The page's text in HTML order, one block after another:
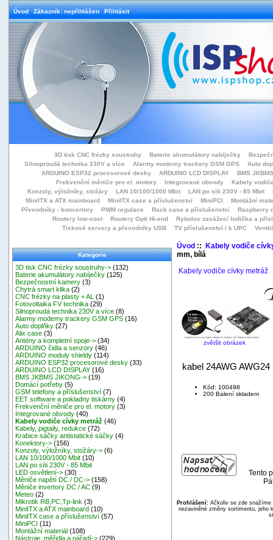
Úvod Zákazník: nepřihlášen Přihlásit
3D tisk CNC frézky soustruhy Baterie akumulátory nabíječky
Silnoproudá technika 230V a více
Alarmy modemy trackery GSM GPS
Auto
ARDUINO ESP32 procesorové desky
ARDUINO LCD DISPLAY
BMS
Frekvenční měniče pro el. motory
Integrované obvody
Kabely
Konzoly, výložníky, stožáry
LAN 10/100/1000 Mbit LAN po síti 230V - 85 Mbit
MiniITX a ATX mainboard
MiniITX case a příslušenství MiniPCI
Montážní
Převodníky - konvertory
PWM regulace Rack case a příslušenství
Raspberry
Routery low-cost
Routery Opti Hi-end
Rybolov zavážecí lodička a přísl
Tiskové servery a převodníky USB
TV příslušenství i k UPC
Kategorie
3D tisk CNC frézky soustruhy-> (132)
Baterie akumulátory nabíječky (125)
Bezpečnostní kamery (3)
Chytrá smart klika (2)
CNC frézky na plasty + AL
(1)
Fotovoltaika FV technika (29)
Silnoproudá technika 230V a více (8)
Alarmy modemy trackery GSM GPS (16)
Auto doplňky (27)
Alix case (3)
Antény a kompletní spoje-> (34)
ARDUINO čidla a senzory (46)
ARDUINO moduly shieldy (114)
ARDUINO ESP32 procesorové desky (33)
ARDUINO LCD DISPLAY (16)
BMS JKBMS JIKONG-> (19)
Domácí potřeby (5)
GSM telefony a příslušenství (7)
EET software a pokladny tiskárny (4)
Frekvenční měniče pro el. motory (3)
Integrované obvody (40)
Kabely vodiče cívky metráž (46)
Kabely, pigtaily, redukce (72)
Krabice sáčky antistatické sáčky (4)
Konektory-> (156)
Konzoly, výložníky, stožáry-> (6)
LAN 10/100/1000 Mbit (10)
LAN po síti 230V - 85 Mbit
LED osvětlení-> (30)
Měniče napětí DC / DC-> (158)
Měniče invertory DC / AC (9)
Meteo (2)
Mikrotik RB,PC,Tp-link (3)
MiniITX a ATX mainboard (10)
MiniITX case a příslušenství (57)
MiniPCI (11)
Montážní materiál (108)
Nástroje, měřidla a nářadí-> (229)
Úvod:: Kabely vodiče
mm, bílá
Kabely vodiče cívky metráž
zvětšit obrázek
kabel 24AWG
Kód: 100498
200 Balení skladem
Tento
Prohlášení:Ačkoliv se zde snažíme
nezaviněné změny sortimentu, jeho